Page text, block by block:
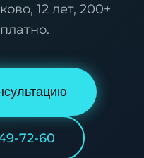
12 лет, 200+
72-60